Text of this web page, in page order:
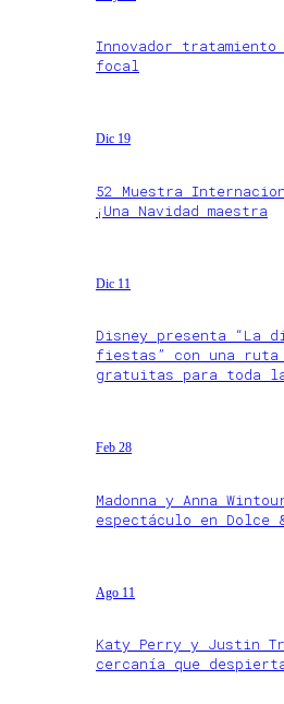
Innovador
focal
Dic 19
52 Muestra
¡Una Navidad maestra
Dic 11
Disney presenta “La
fiestas” con una ruta
gratuitas para toda
Feb 28
Madonna y Anna
espectáculo en Dolce
Ago 11
Katy Perry y Justin
cercanía que